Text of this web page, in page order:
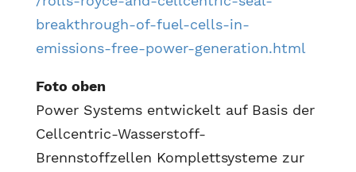
breakthrough-of-fuel-cells-in-
emissions-free-power-generation.html
Foto oben
Power Systems entwickelt auf Basis der
Cellcentric-Wasserstoff-
Brennstoffzellen Komplettsysteme zur